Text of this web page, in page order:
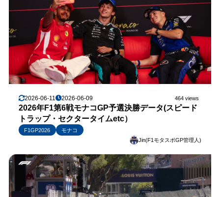
2026-06-11 2026-06-09 464 views
2026年F1第6戦モナコGP予選決勝データ(スピード
トラップ・セクタータイムetc）
F1GP2026
モナコ
Jin(F1モタスポGP管理人)